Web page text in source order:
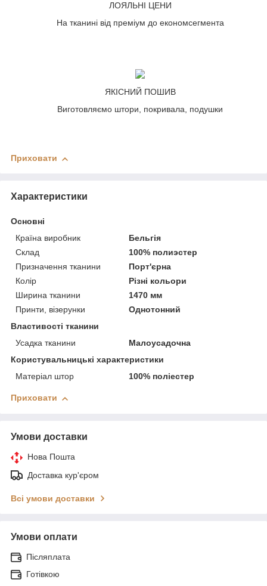
ЛОЯЛЬНІ ЦЕНИ
На тканині від преміум до економсегмента
ЯКІСНИЙ ПОШИВ
Виготовляємо штори, покривала, подушки
Приховати
Характеристики
Основні
Країна виробник
Бельгія
Склад
100% полиэстер
Призначення тканини
Порт'єрна
Колір
Різні кольори
Ширина тканини
1470 мм
Принти, візерунки
Однотонний
Властивості тканини
Усадка тканини
Малоусадочна
Користувальницькі характеристики
Матеріал штор
100% поліестер
Приховати
Умови доставки
Нова Пошта
Доставка кур'єром
Всі умови доставки
Умови оплати
Післяплата
Готівкою